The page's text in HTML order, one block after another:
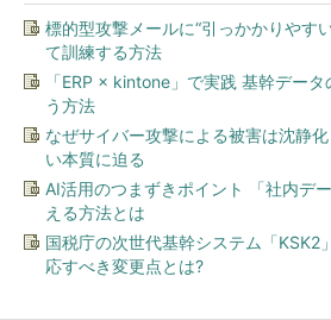
標的型攻撃メールに“引っかかりやす
て訓練する方法
「ERP × kintone」で実践 基幹デー
う方法
なぜサイバー攻撃による被害は沈静
い本質に迫る
AI活用のつまずきポイント 「社内デ
える方法とは
国税庁の次世代基幹システム「KSK2
応すべき変更点とは?